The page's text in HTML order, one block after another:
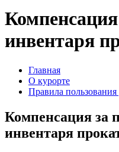
инвентаря
Главная
О курорте
Правила пользования
Компенсация за
инвентаря